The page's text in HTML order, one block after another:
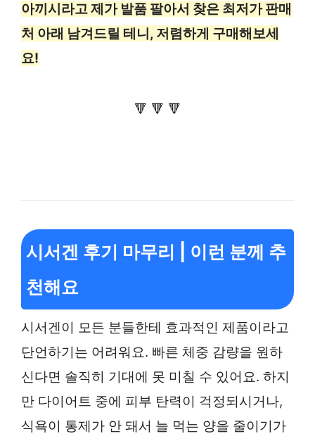
아끼시라고 제가 발품 팔아서 찾은 최저가 판매
처 아래 남겨드릴 테니, 저렴하게 구매해보세
요!
🔻 🔻 🔻
시서겐 후기 마무리 | 이런 분께 추
천해요
시서겐이 모든 분들한테 효과적인 제품이라고
단언하기는 어려워요. 빠른 체중 감량을 원하
신다면 솔직히 기대에 못 미칠 수 있어요. 하지
만 다이어트 중에 피부 탄력이 걱정되시거나,
식욕이 통제가 안 돼서 늘 먹는 양을 줄이기가